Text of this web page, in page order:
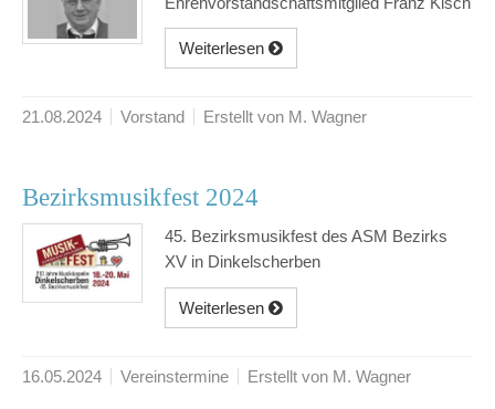
Weiterlesen
21.08.2024 Vorstand Erstellt von M. Wagner
Bezirksmusikfest 2024
45. Bezirksmusikfest des ASM Bezirks
XV in Dinkelscherben
Weiterlesen
16.05.2024 Vereinstermine Erstellt von M. Wagner